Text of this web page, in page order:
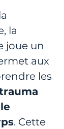
la
joue un
aux
les
. Cette